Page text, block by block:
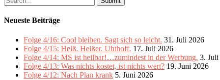
for:
Neueste Beiträge
Folge 4/16: Cool bleiben. Sagt sich so leicht. 31. Juli 2026
Folge 4/15: Heiß. Heißer. Uhthoff. 17. Juli 2026
Folge 4/14: MS ist heilbar!…zumindest in der Werbung. 3.
Folge 4/13: Was nichts kostet, ist nichts wert? 19. Juni 2026
Folge 4/12: Nach Plan krank 5. Juni 2026